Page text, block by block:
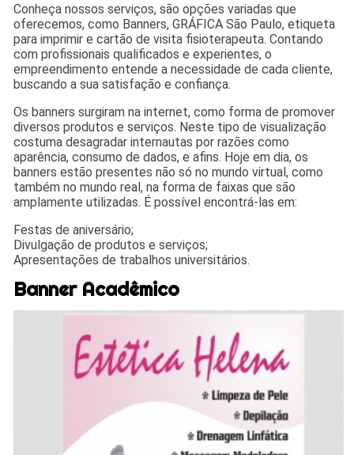
Conheça nossos serviços, são opções variadas que
oferecemos, como Banners, GRÁFICA São Paulo, etiqueta
para imprimir e cartão de visita fisioterapeuta. Contando
com profissionais qualificados e experientes, o
empreendimento entende a necessidade de cada cliente,
buscando a sua satisfação e confiança.
Os banners surgiram na internet, como forma de promover
diversos produtos e serviços. Neste tipo de visualização
costuma desagradar internautas por razões como
aparência, consumo de dados, e afins. Hoje em dia, os
banners estão presentes não só no mundo virtual, como
também no mundo real, na forma de faixas que são
amplamente utilizadas. É possível encontrá-las em:
Festas de aniversário;
Divulgação de produtos e serviços;
Apresentações de trabalhos universitários.
Banner Acadêmico